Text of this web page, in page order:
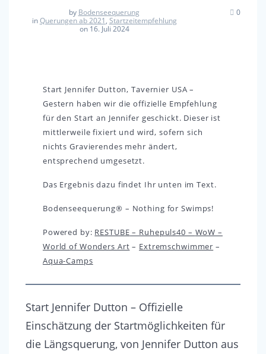
by Bodenseequerung
inQuerungen ab 2021 , Startzeitempfehlung
on 16. Juli 2024
0
Start Jennifer Dutton, Tavernier USA –
Gestern haben wir die offizielle Empfehlung
für den Start an Jennifer geschickt. Dieser ist
mittlerweile fixiert und wird, sofern sich
nichts Gravierendes mehr ändert,
entsprechend umgesetzt.
Das Ergebnis dazu findet Ihr unten im Text.
Bodenseequerung® – Nothing for Swimps!
Powered by: RESTUBE – Ruhepuls40 – WoW –
World of Wonders Art – Extremschwimmer –
Aqua-Camps
Start Jennifer Dutton – Offizielle
Einschätzung der Startmöglichkeiten für
die Längsquerung, von Jennifer Dutton aus